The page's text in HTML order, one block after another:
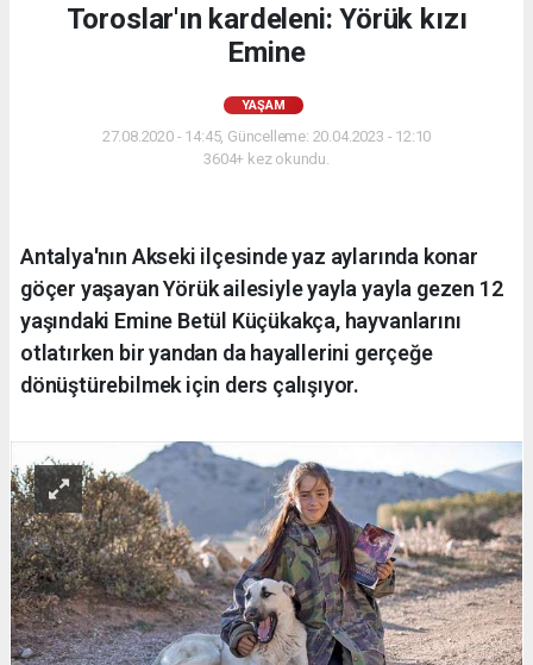
Toroslar'ın kardeleni: Yörük kızı
Emine
YAŞAM
27.08.2020 - 14:45, Güncelleme: 20.04.2023 - 12:10
3604+ kez okundu.
Antalya'nın Akseki ilçesinde yaz aylarında konar
göçer yaşayan Yörük ailesiyle yayla yayla gezen 12
yaşındaki Emine Betül Küçükakça, hayvanlarını
otlatırken bir yandan da hayallerini gerçeğe
dönüştürebilmek için ders çalışıyor.